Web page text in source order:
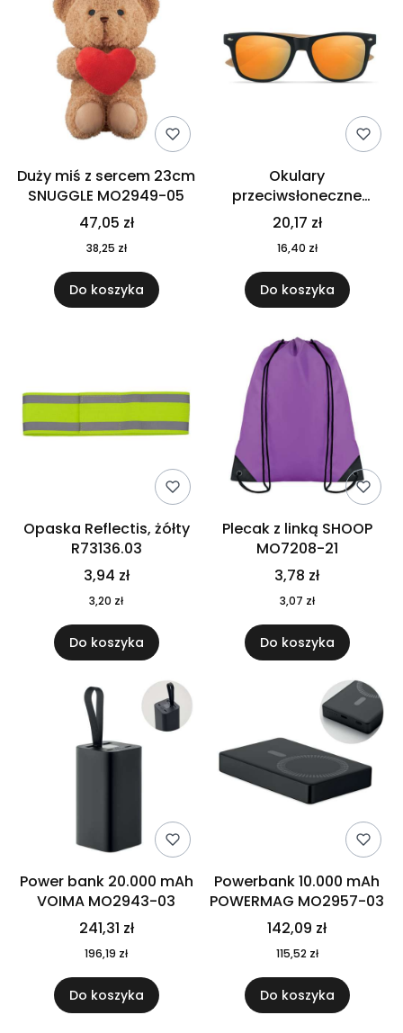
Duży miś z sercem 23cm
SNUGGLE MO2949-05
47,05 zł
38,25 zł
Do koszyka
Okulary
przeciwsłoneczne
CALIFORNIA TOUCH
MO9617-10
20,17 zł
16,40 zł
Do koszyka
Opaska Reflectis, żółty
R73136.03
3,94 zł
3,20 zł
Do koszyka
Plecak z linką SHOOP
MO7208-21
3,78 zł
3,07 zł
Do koszyka
Power bank 20.000 mAh
VOIMA MO2943-03
241,31 zł
196,19 zł
Do koszyka
Powerbank 10.000 mAh
POWERMAG MO2957-03
142,09 zł
115,52 zł
Do koszyka